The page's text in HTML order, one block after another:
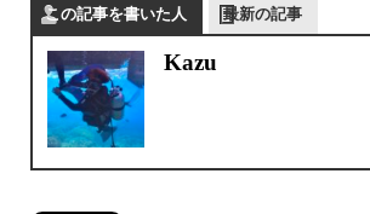
この記事を書いた人 最新の記事
Kazu